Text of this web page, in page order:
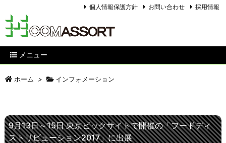
メニュー
個人情報保護方針 お問い合わせ 採用情報
ホーム > インフォメーション
9月13日～15日 東京ビックサイトで開催の「フードディ
ストリビューション2017」に出展